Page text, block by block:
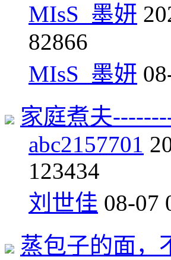
MIsS_墨妍
82866
MIsS_墨妍
家庭煮夫
abc2157701
123434
刘世佳 08-07
蒸包子的面，